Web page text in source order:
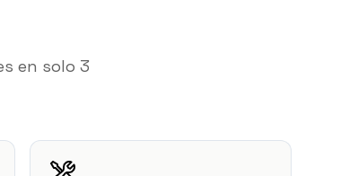
en solo 3